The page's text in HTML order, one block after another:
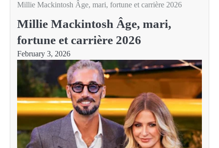
Millie Mackintosh Âge, mari, fortune et carrière 2026
Millie Mackintosh Âge, mari,
fortune et carrière 2026
February 3, 2026